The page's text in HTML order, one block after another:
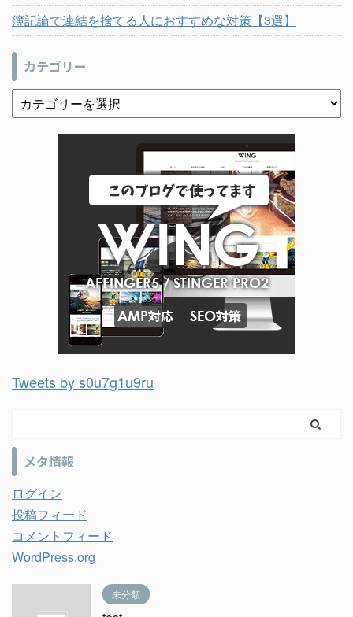
簿記論で連結を捨てる人におすすめな対策【3選】
カテゴリー
Tweets by s0u7g1u9ru
メタ情報
ログイン
投稿フィード
コメントフィード
WordPress.org
未分類